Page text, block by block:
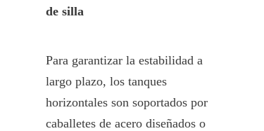
de silla
Para garantizar la estabilidad a
largo plazo, los tanques
horizontales son soportados por
caballetes de acero diseñados o